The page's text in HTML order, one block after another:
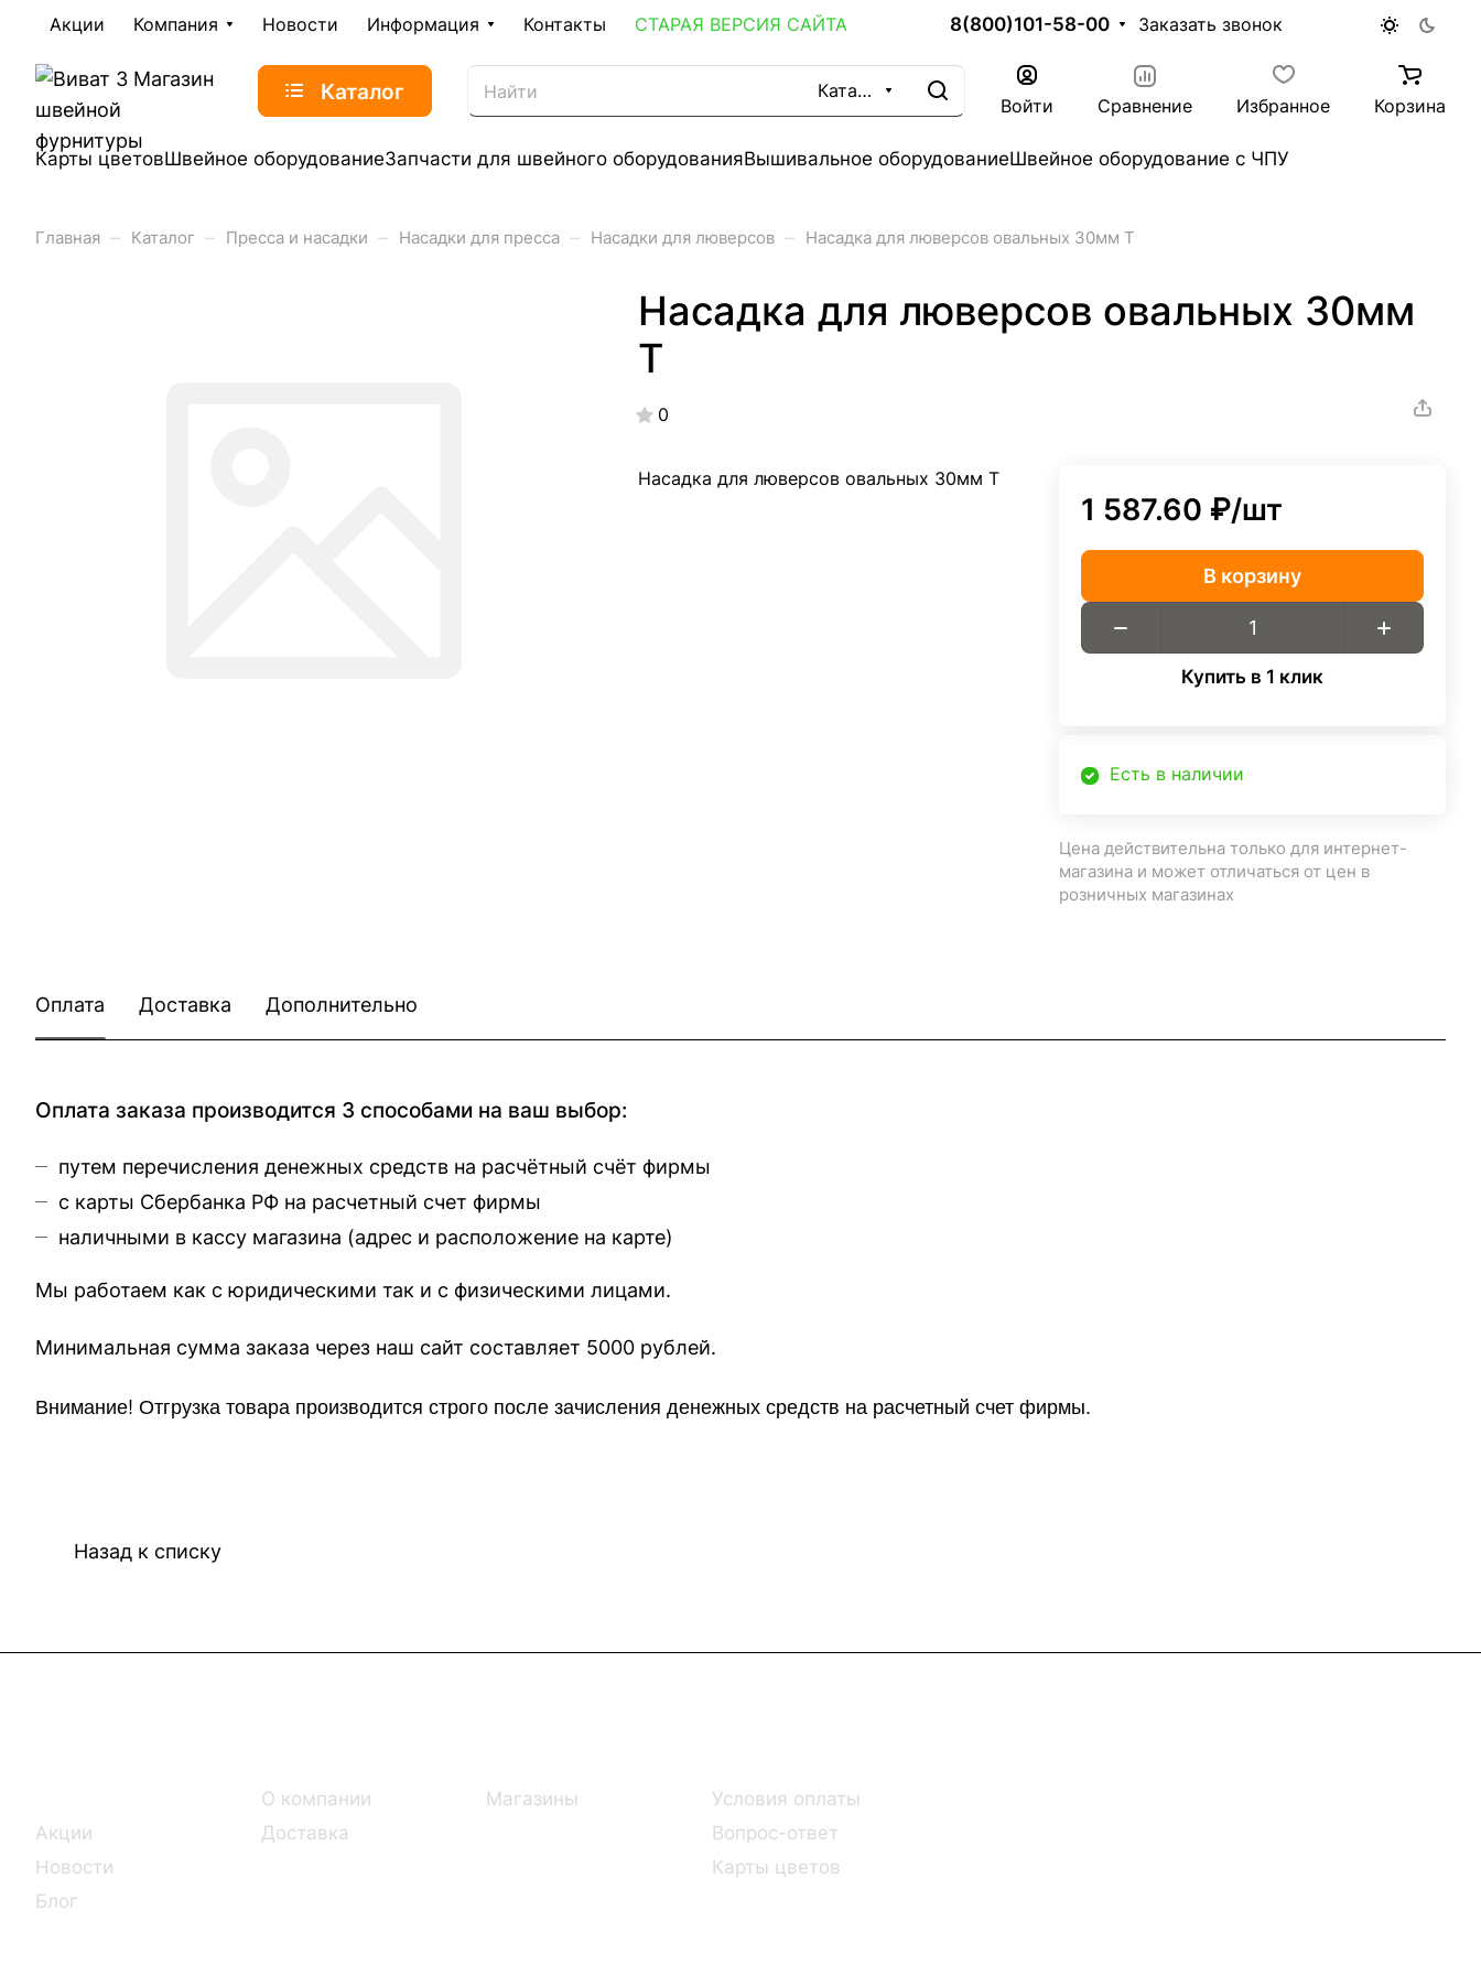
Акции Компания Новости Информация Контакты СТАРАЯ ВЕРСИЯ САЙТА 8(800)101-58-00 Заказать звонок
Каталог Каталог
Войти Сравнение Избранное Корзина
Карты цветовШвейное оборудованиеЗапчасти для швейного оборудованияВышивальное оборудованиеШвейное оборудование с ЧПУ
Главная – Каталог – Пресса и насадки – Насадки для пресса – Насадки для люверсов – Насадка для люверсов овальных 30мм Т
Насадка для люверсов овальных 30мм
Т
0
Насадка для люверсов овальных 30мм Т
1 587.60 ₽/шт
В корзину
Купить в 1 клик
Есть в наличии
Цена действительна только для интернет-
магазина и может отличаться от цен в
розничных магазинах
Оплата Доставка Дополнительно
Оплата заказа производится 3 способами на ваш выбор:
путем перечисления денежных средств на расчётный счёт фирмы
с карты Сбербанка РФ на расчетный счет фирмы
наличными в кассу магазина (адрес и расположение на карте)
Мы работаем как с юридическими так и с физическими лицами.
Минимальная сумма заказа через наш сайт составляет 5000 рублей.
Внимание! Отгрузка товара производится строго после зачисления денежных средств на расчетный счет фирмы.
Назад к списку
Акции
Новости
Блог
О компании
Доставка
Магазины
Условия оплаты
Вопрос-ответ
Карты цветов